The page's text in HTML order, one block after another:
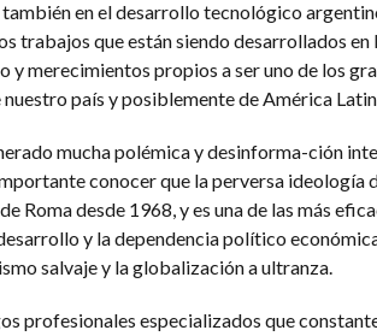
en el desarrollo tecnológico
trabajos que están siendo desarrollados en
merecimientos propios a ser uno de los
país y posiblemente de América
mucha polémica y desinforma-ción
conocer que la perversa ideología
Roma desde 1968, y es una de las más
y la dependencia político
salvaje y la globalización a ultranza.
profesionales especializados que